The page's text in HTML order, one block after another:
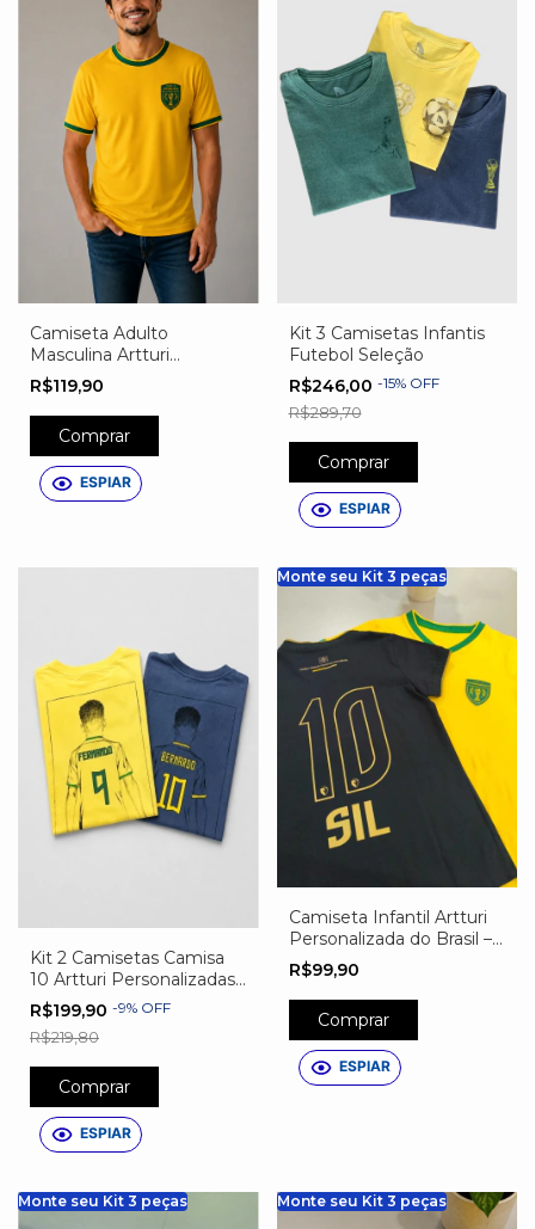
Camiseta Adulto
Masculina Artturi
Personalizada do Brasil –
Nome, Número e Escudo
Exclusivo
R$119,90
Comprar
ESPIAR
Kit 3 Camisetas Infantis
Futebol Seleção
R$246,00 -15% OFF
R$289,70
Comprar
ESPIAR
Kit 2 Camisetas Camisa
10 Artturi Personalizadas
– Azul e Amarela | Nome
e Número Exclusivos
R$199,90 -9% OFF
R$219,80
Comprar
ESPIAR
Monte seu Kit 3 peças
Camiseta Infantil Artturi
Personalizada do Brasil –
Nome, Número e Escudo
Exclusivo Preta
R$99,90
Comprar
ESPIAR
Monte seu Kit 3 peças Monte seu Kit 3 peças